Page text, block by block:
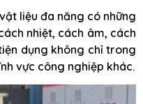
liệu đa năng có những
nhiệt, cách âm, cách
dụng không chỉ trong
vực công nghiệp khác.